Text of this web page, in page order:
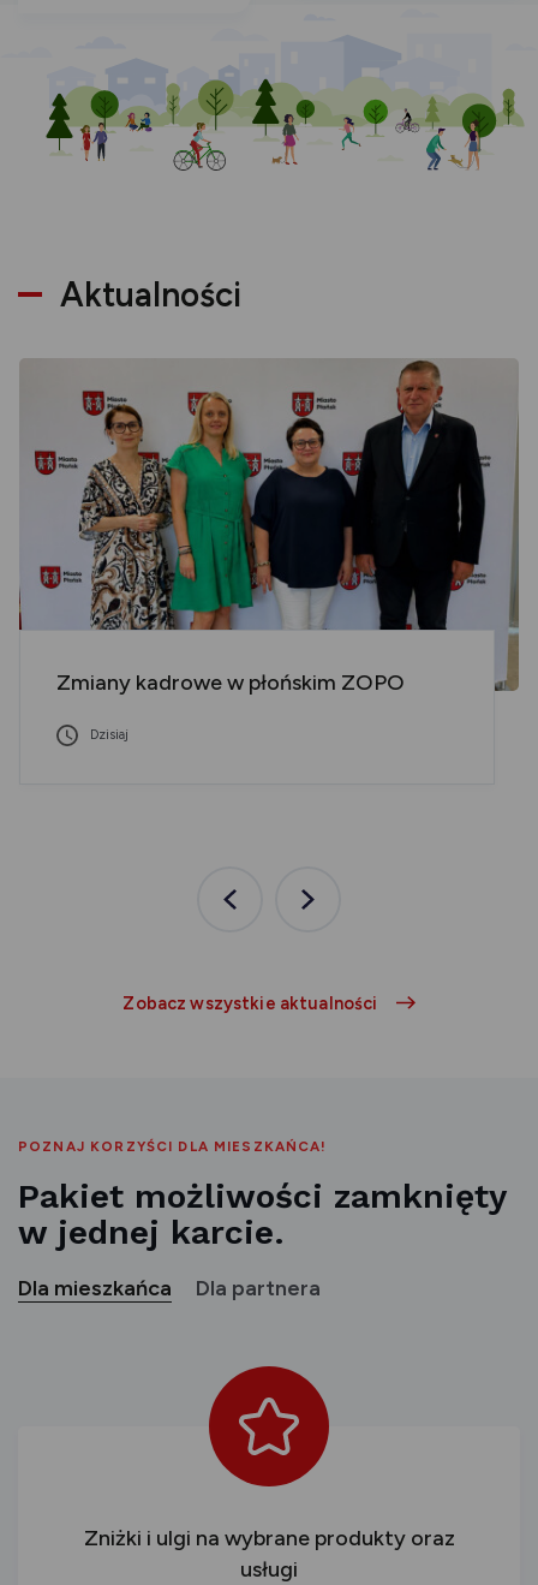
Aktualności
Zmiany kadrowe w płońskim ZOPO
Dzisiaj
PoprzedniaNastępna
Zobacz wszystkie aktualności
POZNAJ KORZYŚCI DLA MIESZKAŃCA!
Pakiet możliwości zamknięty
w jednej karcie.
Dla mieszkańca Dla partnera
Zniżki i ulgi na wybrane produkty oraz
usługi